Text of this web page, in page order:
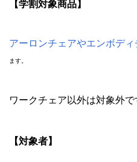
【学割対象商品】
アーロンチェアやエンボデ
ます。
ワークチェア以外は対象外で
【対象者】